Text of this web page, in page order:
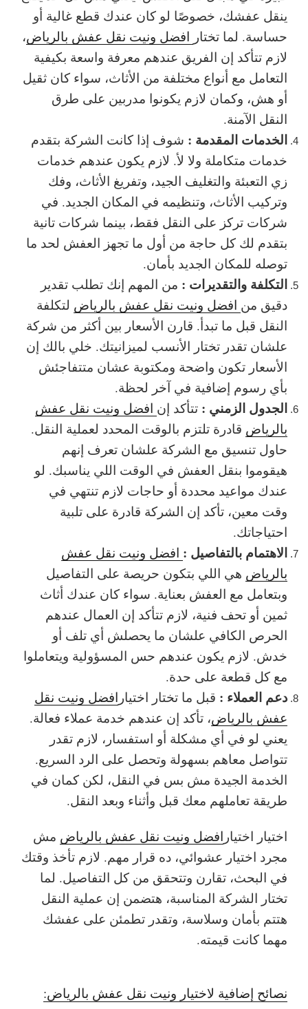
ينقل عفشك، خصوصًا لو كان عندك قطع غالية أو
حساسة. لما تختار افضل ونيت نقل عفش بالرياض،
لازم تتأكد إن الفريق عندهم معرفة واسعة بكيفية
التعامل مع أنواع مختلفة من الأثاث، سواء كان ثقيل
أو هش، وكمان لازم يكونوا مدربين على طرق
النقل الآمنة.
الخدمات المقدمة : شوف إذا كانت الشركة بتقدم
خدمات متكاملة ولا لأ. لازم يكون عندهم خدمات
زي التعبئة والتغليف الجيد، وتفريغ الأثاث، وفك
وتركيب الأثاث، وتنظيمه في المكان الجديد. في
شركات تركز على النقل فقط، بينما شركات تانية
بتقدم لك كل حاجة من أول ما تجهز العفش لحد ما
توصله للمكان الجديد بأمان.
التكلفة والتقديرات : من المهم إنك تطلب تقدير
دقيق من افضل ونيت نقل عفش بالرياض لتكلفة
النقل قبل ما تبدأ. قارن الأسعار بين أكثر من شركة
علشان تقدر تختار الأنسب لميزانيتك. خلي بالك إن
الأسعار تكون واضحة ومكتوبة عشان متتفاجئش
بأي رسوم إضافية في آخر لحظة.
الجدول الزمني : تتأكد إن افضل ونيت نقل عفش
بالرياض قادرة تلتزم بالوقت المحدد لعملية النقل.
حاول تنسيق مع الشركة علشان تعرف إنهم
هيقوموا بنقل العفش في الوقت اللي يناسبك. لو
عندك مواعيد محددة أو حاجات لازم تنتهي في
وقت معين، تأكد إن الشركة قادرة على تلبية
احتياجاتك.
الاهتمام بالتفاصيل : افضل ونيت نقل عفش
بالرياض هي اللي بتكون حريصة على التفاصيل
وبتعامل مع العفش بعناية. سواء كان عندك أثاث
ثمين أو تحف فنية، لازم تتأكد إن العمال عندهم
الحرص الكافي علشان ما يحصلش أي تلف أو
خدش. لازم يكون عندهم حس المسؤولية ويتعاملوا
مع كل قطعة على حدة.
دعم العملاء : قبل ما تختار اختيار افضل ونيت نقل
عفش بالرياض، تأكد إن عندهم خدمة عملاء فعالة.
يعني لو في أي مشكلة أو استفسار، لازم تقدر
تتواصل معاهم بسهولة وتحصل على الرد السريع.
الخدمة الجيدة مش بس في النقل، لكن كمان في
طريقة تعاملهم معك قبل وأثناء وبعد النقل.
اختيار اختيار افضل ونيت نقل عفش بالرياض مش
مجرد اختيار عشوائي، ده قرار مهم. لازم تأخذ وقتك
في البحث، تقارن وتتحقق من كل التفاصيل. لما
تختار الشركة المناسبة، هتضمن إن عملية النقل
هتتم بأمان وسلاسة، وتقدر تطمئن على عفشك
مهما كانت قيمته.
نصائح إضافية لاختيار ونيت نقل عفش بالرياض: